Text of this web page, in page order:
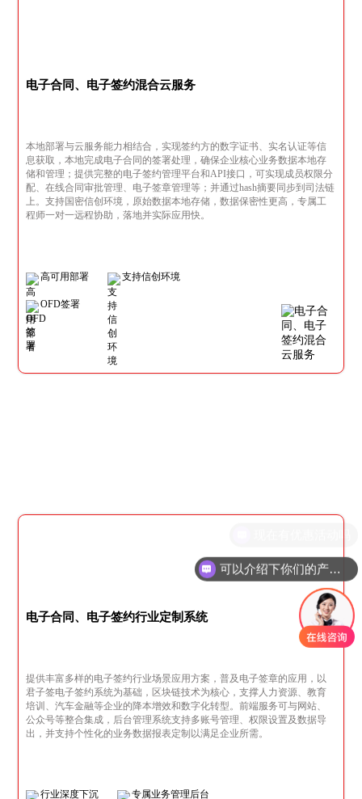
电子合同、电子签约混合云服务
本地部署与云服务能力相结合，实现签约方的数字证书、实名认证等信
息获取，本地完成电子合同的签署处理，确保企业核心业务数据本地存
储和管理；提供完整的电子签约管理平台和API接口，可实现成员权限分
配、在线合同审批管理、电子签章管理等；并通过hash摘要同步到司法链
上。支持国密信创环境，原始数据本地存储，数据保密性更高，专属工
程师一对一远程协助，落地并实际应用快。
高可用部署 支持信创环境
OFD签署
电子合同、电子签约行业定制系统
提供丰富多样的电子签约行业场景应用方案，普及电子签章的应用，以
君子签电子签约系统为基础，区块链技术为核心，支撑人力资源、教育
培训、汽车金融等企业的降本增效和数字化转型。前端服务可与网站、
公众号等整合集成，后台管理系统支持多账号管理、权限设置及数据导
出，并支持个性化的业务数据报表定制以满足企业所需。
行业深度下沉 专属业务管理后台
可以介绍下你们的产品么